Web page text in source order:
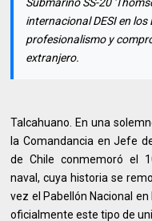
internacional DESI en
profesionalismo y
extranjero.
Talcahuano. En una
la Comandancia en Jefe
de Chile conmemoró el
naval, cuya historia se
vez el Pabellón Nacional
oficialmente este tipo de